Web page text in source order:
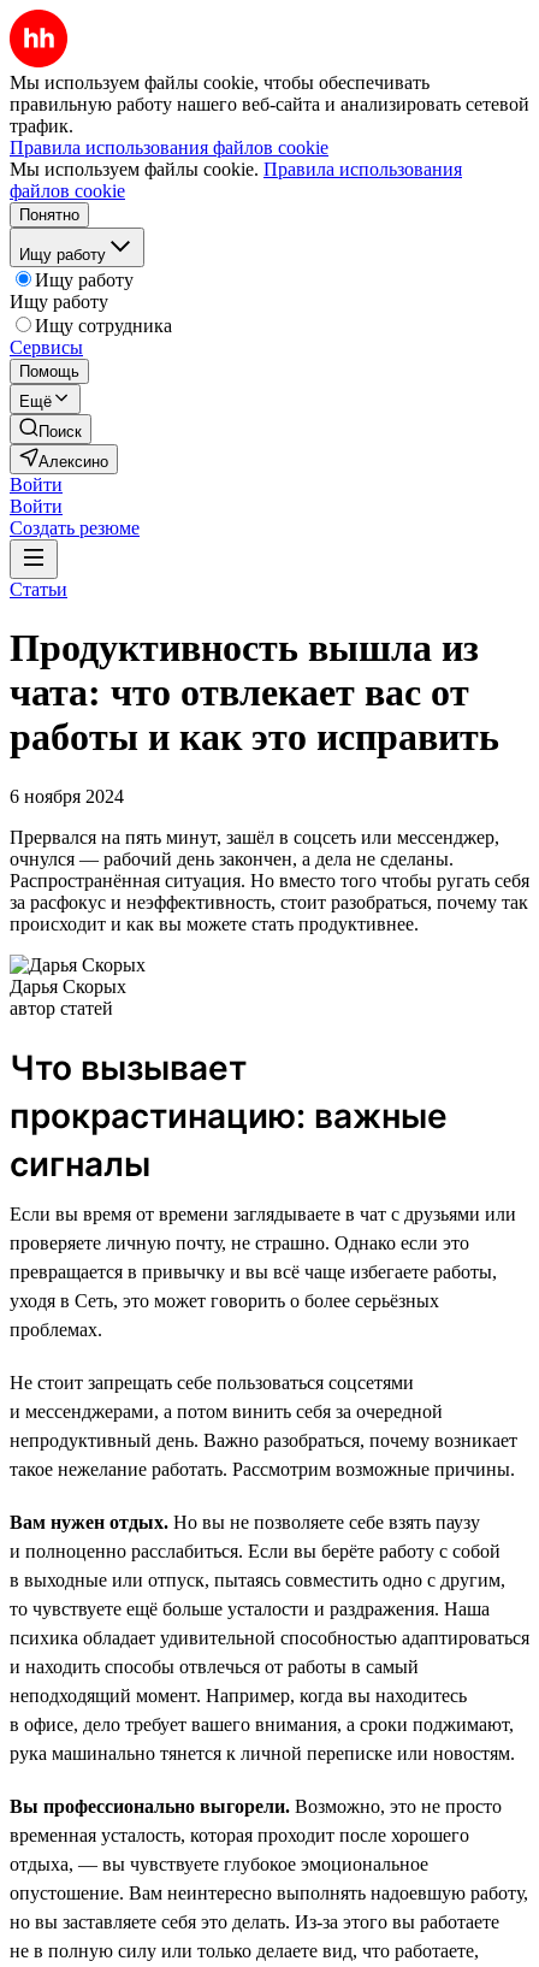
Мы используем файлы cookie, чтобы обеспечивать
правильную работу нашего веб-сайта и анализировать сетевой
трафик.
Правила использования файлов cookie
Мы используем файлы cookie. Правила использования
файлов cookie
Понятно
Ищу работу
Ищу работу
Ищу работу
Ищу сотрудника
Сервисы
Помощь
Ещё
Поиск
Алексино
Войти
Войти
Создать резюме
Статьи
Продуктивность вышла из
чата: что отвлекает вас от
работы и как это исправить
6 ноября 2024
Прервался на пять минут, зашёл в соцсеть или мессенджер,
очнулся — рабочий день закончен, а дела не сделаны.
Распространённая ситуация. Но вместо того чтобы ругать себя
за расфокус и неэффективность, стоит разобраться, почему так
происходит и как вы можете стать продуктивнее.
Дарья Скорых
автор статей
Что вызывает
прокрастинацию: важные
сигналы
Если вы время от времени заглядываете в чат с друзьями или
проверяете личную почту, не страшно. Однако если это
превращается в привычку и вы всё чаще избегаете работы,
уходя в Сеть, это может говорить о более серьёзных
проблемах.
Не стоит запрещать себе пользоваться соцсетями
и мессенджерами, а потом винить себя за очередной
непродуктивный день. Важно разобраться, почему возникает
такое нежелание работать. Рассмотрим возможные причины.
Вам нужен отдых. Но вы не позволяете себе взять паузу
и полноценно расслабиться. Если вы берёте работу с собой
в выходные или отпуск, пытаясь совместить одно с другим,
то чувствуете ещё больше усталости и раздражения. Наша
психика обладает удивительной способностью адаптироваться
и находить способы отвлечься от работы в самый
неподходящий момент. Например, когда вы находитесь
в офисе, дело требует вашего внимания, а сроки поджимают,
рука машинально тянется к личной переписке или новостям.
Вы профессионально выгорели. Возможно, это не просто
временная усталость, которая проходит после хорошего
отдыха, — вы чувствуете глубокое эмоциональное
опустошение. Вам неинтересно выполнять надоевшую работу,
но вы заставляете себя это делать. Из-за этого вы работаете
не в полную силу или только делаете вид, что работаете,